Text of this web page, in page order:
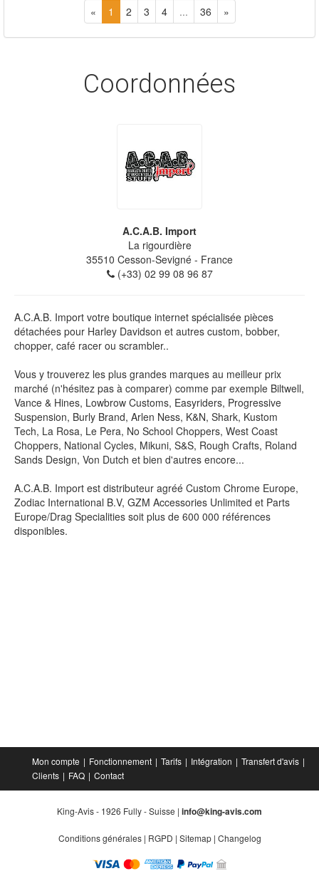
« 1 2 3 4 ... 36 »
Coordonnées
A.C.A.B. Import
La rigourdière
35510 Cesson-Sevigné - France
(+33) 02 99 08 96 87
A.C.A.B. Import votre boutique internet spécialisée pièces
détachées pour Harley Davidson et autres custom, bobber,
chopper, café racer ou scrambler..
Vous y trouverez les plus grandes marques au meilleur prix
marché (n'hésitez pas à comparer) comme par exemple Biltwell,
Vance & Hines, Lowbrow Customs, Easyriders, Progressive
Suspension, Burly Brand, Arlen Ness, K&N, Shark, Kustom
Tech, La Rosa, Le Pera, No School Choppers, West Coast
Choppers, National Cycles, Mikuni, S&S, Rough Crafts, Roland
Sands Design, Von Dutch et bien d'autres encore...
A.C.A.B. Import est distributeur agréé Custom Chrome Europe,
Zodiac International B.V, GZM Accessories Unlimited et Parts
Europe/Drag Specialities soit plus de 600 000 références
disponibles.
Mon compte Fonctionnement Tarifs Intégration
Transfert d'avis
Clients
FAQ Contact
King-Avis - 1926 Fully - Suisse | info@king-avis.com
Conditions générales| RGPD | Sitemap| Changelog